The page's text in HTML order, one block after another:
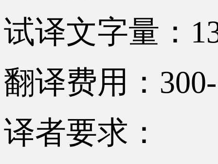
试译文字量：
翻译费用：
译者要求：